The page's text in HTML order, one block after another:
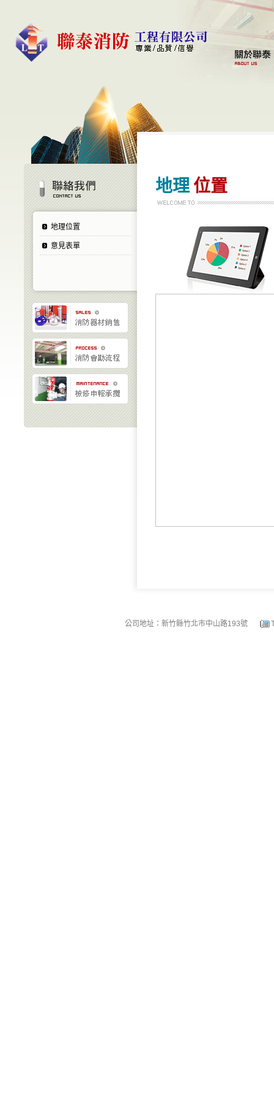
地理位置
意見表單
地理 位置
公司地址：新竹縣竹北市中山路193號